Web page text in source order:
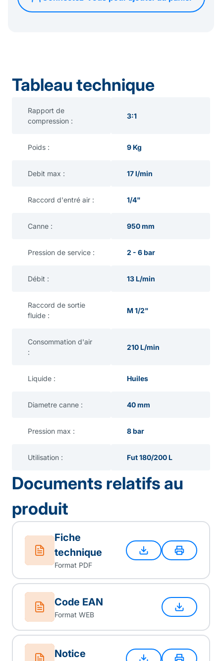
Tableau technique
Rapport de
compression :
3:1
Poids : 9 Kg
Debit max : 17 l/min
Raccord d'entré air : 1/4"
Canne : 950 mm
Pression de service : 2 - 6 bar
Débit : 13 L/min
Raccord de sortie
fluide :
M 1/2"
Consommation d'air
:
210 L/min
Liquide : Huiles
Diametre canne : 40 mm
Pression max : 8 bar
Utilisation : Fut 180/200 L
Documents relatifs au
produit
Fiche
technique
Format PDF
Code EAN
Format WEB
Notice